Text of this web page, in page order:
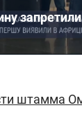
штамма